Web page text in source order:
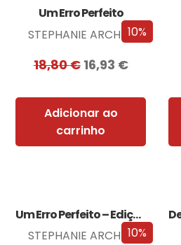
10%
Um Erro Perfeito
STEPHANIE ARCHER
18,80€ 16,93 €
Adicionar ao
carrinho
10%
Um Erro Perfeito – Edição com EDGES
STEPHANIE ARCHER